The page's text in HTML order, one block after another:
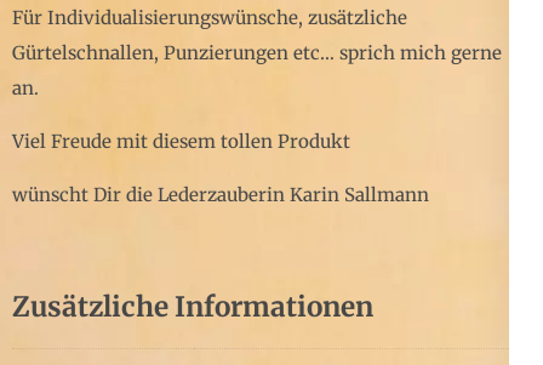
Für Individualisierungswünsche, zusätzliche
Gürtelschnallen, Punzierungen etc… sprich mich gerne
an.
Viel Freude mit diesem tollen Produkt
wünscht Dir die Lederzauberin Karin Sallmann
Zusätzliche Informationen